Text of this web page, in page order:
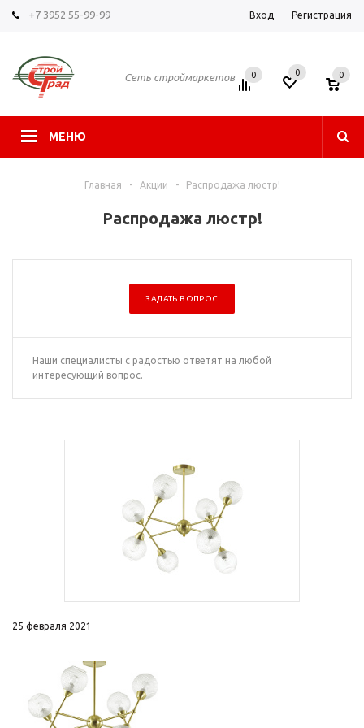
+7 3952 55-99-99 Вход Регистрация
Сеть строймаркетов
МЕНЮ
0 0 0
Главная - Акции - Распродажа люстр!
Распродажа люстр!
ЗАДАТЬ ВОПРОС
Наши специалисты с радостью ответят на любой
интересующий вопрос.
25 февраля 2021